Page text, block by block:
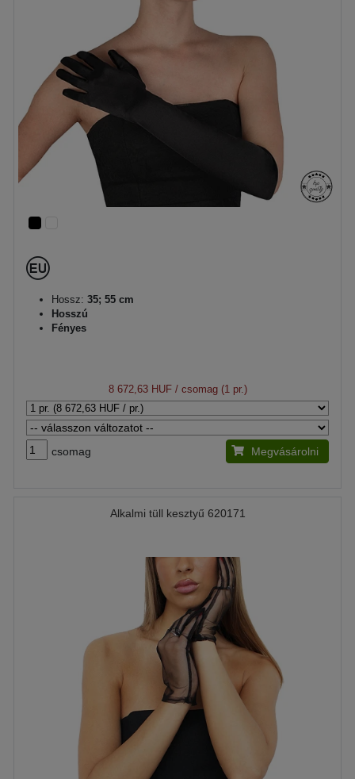
Hossz: 35; 55 cm
Hosszú
Fényes
8 672,63 HUF/ csomag (1 pr.)
csomag Megvásárolni
Alkalmi tüll kesztyű 620171